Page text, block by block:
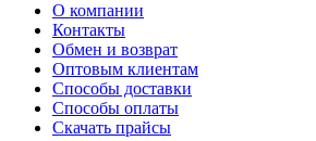
О компании
Контакты
Обмен и возврат
Оптовым клиентам
Способы доставки
Способы оплаты
Скачать прайсы